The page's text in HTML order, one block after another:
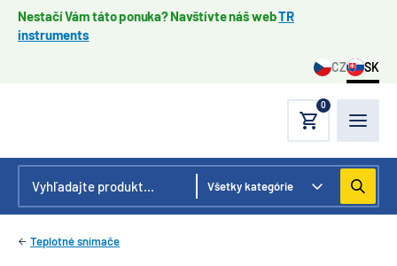
Nestačí Vám táto ponuka? Navštívte náš webTR
instruments
CZ SK
0
Teplotné snímače